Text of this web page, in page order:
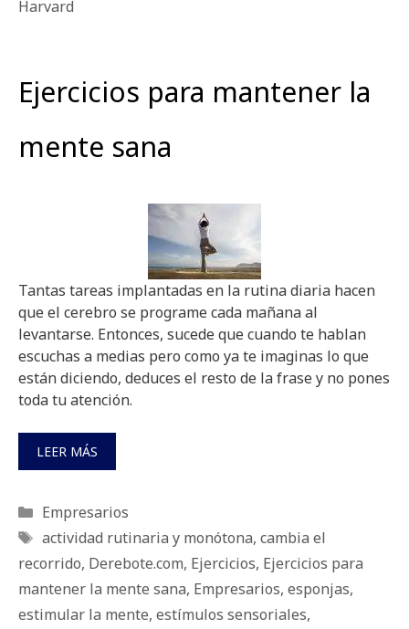
Harvard
Ejercicios para mantener la
mente sana
Tantas tareas implantadas en la rutina diaria hacen
que el cerebro se programe cada mañana al
levantarse. Entonces, sucede que cuando te hablan
escuchas a medias pero como ya te imaginas lo que
están diciendo, deduces el resto de la frase y no pones
toda tu atención.
LEER MÁS
Categorías
Empresarios
Etiquetas
actividad rutinaria y monótona, cambia el
recorrido, Derebote.com, Ejercicios, Ejercicios para
mantener la mente sana, Empresarios, esponjas,
estimular la mente, estímulos sensoriales,